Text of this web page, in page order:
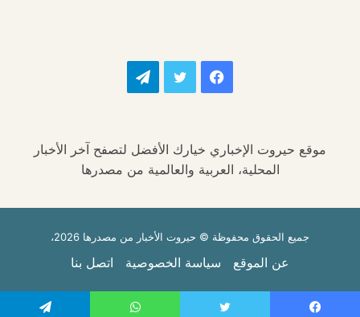
فيسبوك تويتر تيلقرام
موقع حيروت الإخباري خيارك الأفضل لتصفح آخر الأخبار
المحلية، العربية والعالمية من مصدرها
جميع الحقوق محفوظة © حيروت الأخبار من مصدرها 2026،
عن الموقع سياسة الخصوصية اتصل بنا